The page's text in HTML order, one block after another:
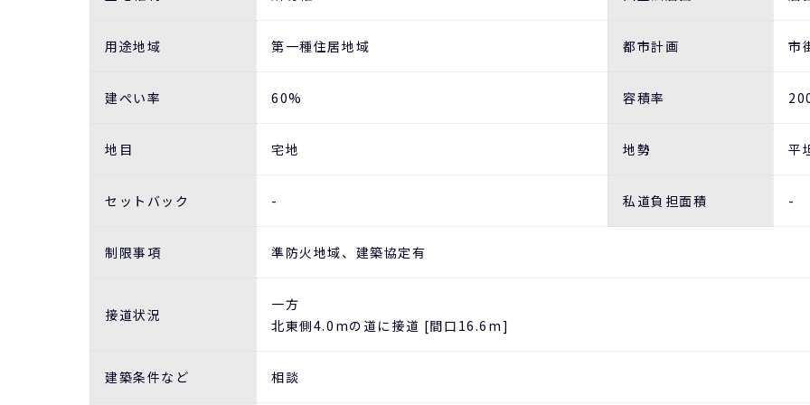
用途地域 第一種住居地域 都市計画 市
建ぺい率 60% 容積率
地目 宅地 地勢 平
セットバック - 私道負担面積 -
制限事項 準防火地域、建築協定有
接道状況
一方
北東側4.0mの道に接道 [間口16.6m]
建築条件など 相談